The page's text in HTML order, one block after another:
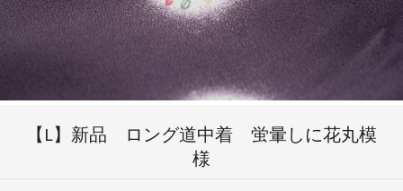
【L】新品 ロング道中着 蛍暈しに花丸模
様